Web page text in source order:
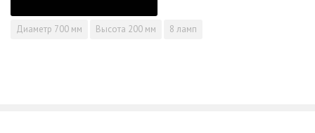
Диаметр 700 мм Высота 200 мм 8 ламп